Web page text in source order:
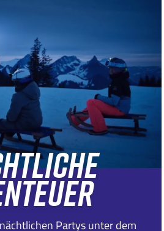
Im Fang-Jaun"
Zahlung finden Sie auf der
Partys unter dem